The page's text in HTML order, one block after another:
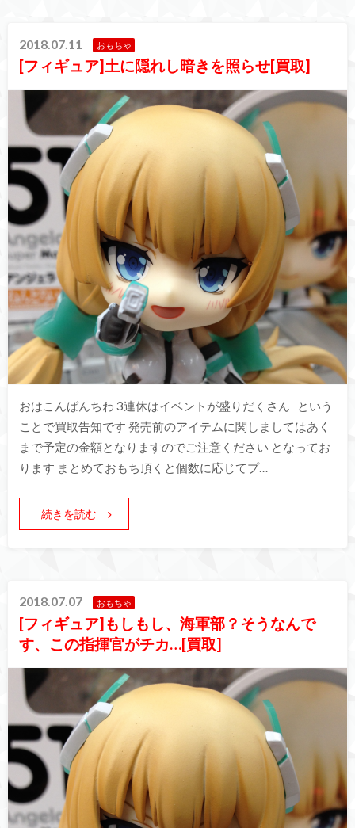
2018.07.11 おもちゃ
[フィギュア]土に隠れし暗きを照らせ[買取]
おはこんばんちわ 3連休はイベントが盛りだくさん という
ことで買取告知です 発売前のアイテムに関しましてはあく
まで予定の金額となりますのでご注意ください となってお
ります まとめておもち頂くと個数に応じてプ…
続きを読む
2018.07.07 おもちゃ
[フィギュア]もしもし、海軍部？そうなんで
す、この指揮官がチカ…[買取]